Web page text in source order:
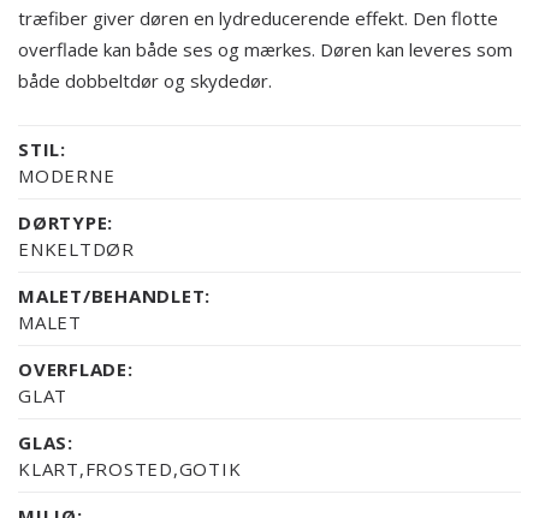
træfiber giver døren en lydreducerende effekt. Den flotte
overflade kan både ses og mærkes. Døren kan leveres som
både dobbeltdør og skydedør.
STIL:
MODERNE
DØRTYPE:
ENKELTDØR
MALET/BEHANDLET:
MALET
OVERFLADE:
GLAT
GLAS:
KLART,FROSTED,GOTIK